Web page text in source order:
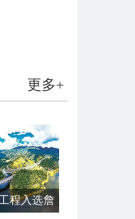
更多+
程入选詹